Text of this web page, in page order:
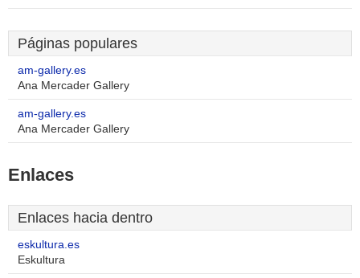
Páginas populares
am-gallery.es
Ana Mercader Gallery
am-gallery.es
Ana Mercader Gallery
Enlaces
Enlaces hacia dentro
eskultura.es
Eskultura